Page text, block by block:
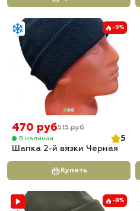
-9%
470 руб515 руб
В наличии
5
Шапка 2-й вязки Черная
Купить
-8%